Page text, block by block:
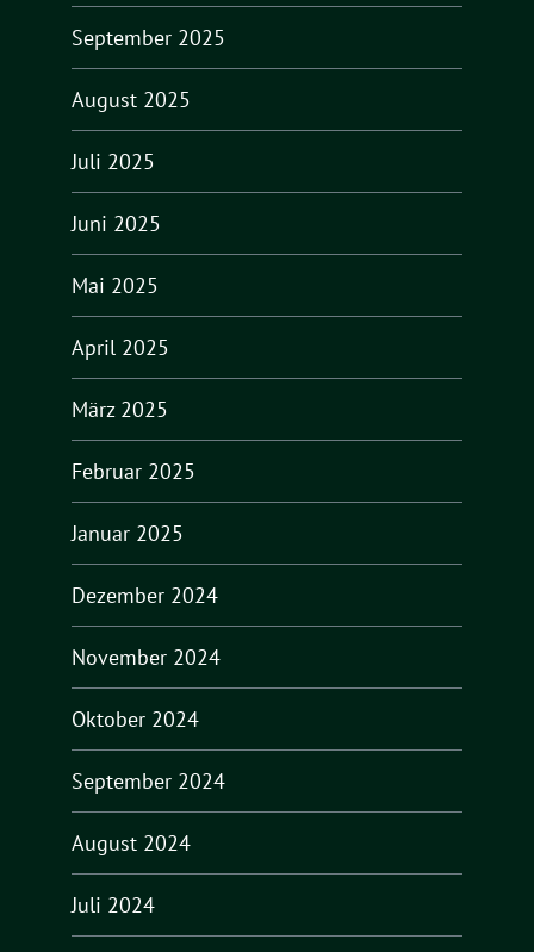
September 2025
August 2025
Juli 2025
Juni 2025
Mai 2025
April 2025
März 2025
Februar 2025
Januar 2025
Dezember 2024
November 2024
Oktober 2024
September 2024
August 2024
Juli 2024